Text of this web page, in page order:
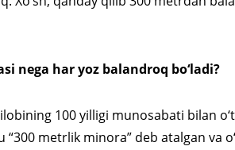
nega har yoz balandroq bo‘ladi?
100 yilligi munosabati bilan
metrlik minora” deb atalgan va